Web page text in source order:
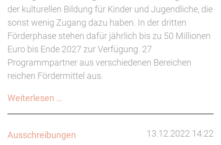
der kulturellen Bildung für Kinder und Jugendliche, die
sonst wenig Zugang dazu haben. In der dritten
Förderphase stehen dafür jährlich bis zu 50 Millionen
Euro bis Ende 2027 zur Verfügung. 27
Programmpartner aus verschiedenen Bereichen
reichen Fördermittel aus.
Weiterlesen …
startet
13.12.2022 14:22
Ausschreibungen